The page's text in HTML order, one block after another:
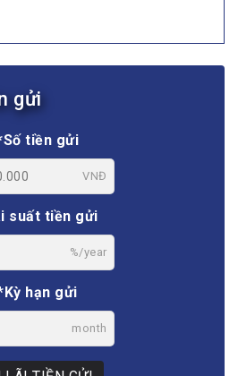
gửi
tiền gửi
VNĐ
suất tiền gửi
%/year
hạn gửi
month